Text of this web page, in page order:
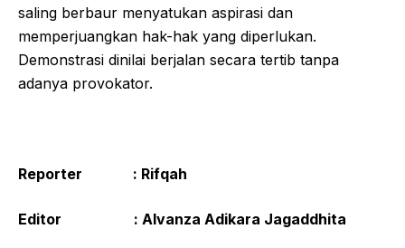
saling berbaur menyatukan aspirasi dan
memperjuangkan hak-hak yang diperlukan.
Demonstrasi dinilai berjalan secara tertib tanpa
adanya provokator.
Reporter : Rifqah
Editor : Alvanza Adikara Jagaddhita